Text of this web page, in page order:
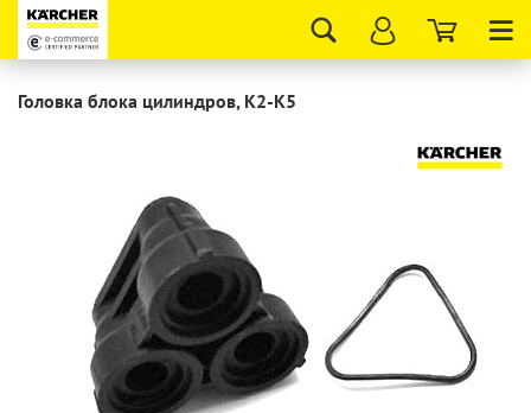
Головка блока цилиндров, K2-K5